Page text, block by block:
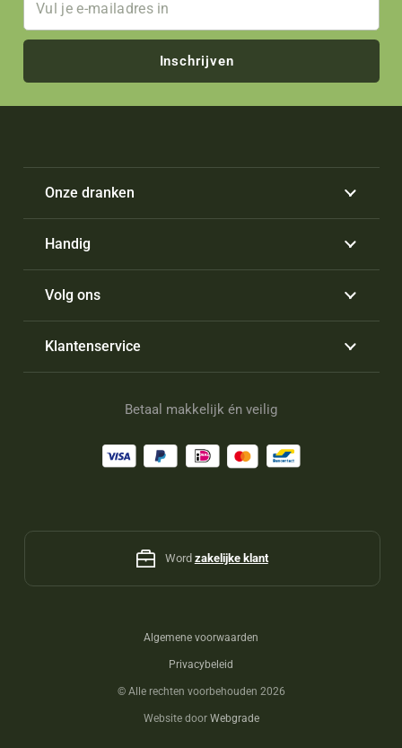
Inschrijven
Onze dranken
Handig
Volg ons
Klantenservice
Betaal makkelijk én veilig
Word zakelijke klant
Algemene voorwaarden
Privacybeleid
© Alle rechten voorbehouden 2026
Website door Webgrade